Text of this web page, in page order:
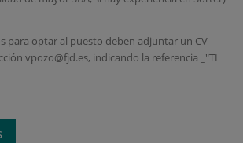
para optar al puesto deben adjuntar un CV
vpozo@fjd.es, indicando la referencia _"TL